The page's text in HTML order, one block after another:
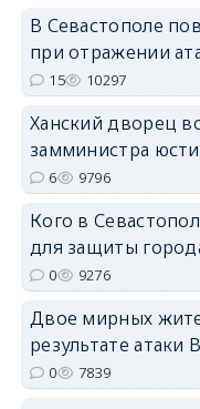
В Севастополе
при отражении
15 10297
Ханский дворец
замминистра
6 9796
Кого в
для защиты
0 9276
Двое мирных
результате атаки
0 7839